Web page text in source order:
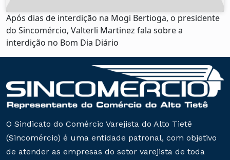
Após dias de interdição na Mogi Bertioga, o presidente
do Sincomércio, Valterli Martinez fala sobre a
interdição no Bom Dia Diário
O Sindicato do Comércio Varejista do Alto Tietê
(Sincomércio) é uma entidade patronal, com objetivo
de atender as empresas do setor varejista de toda